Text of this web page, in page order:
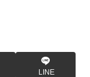
LINE